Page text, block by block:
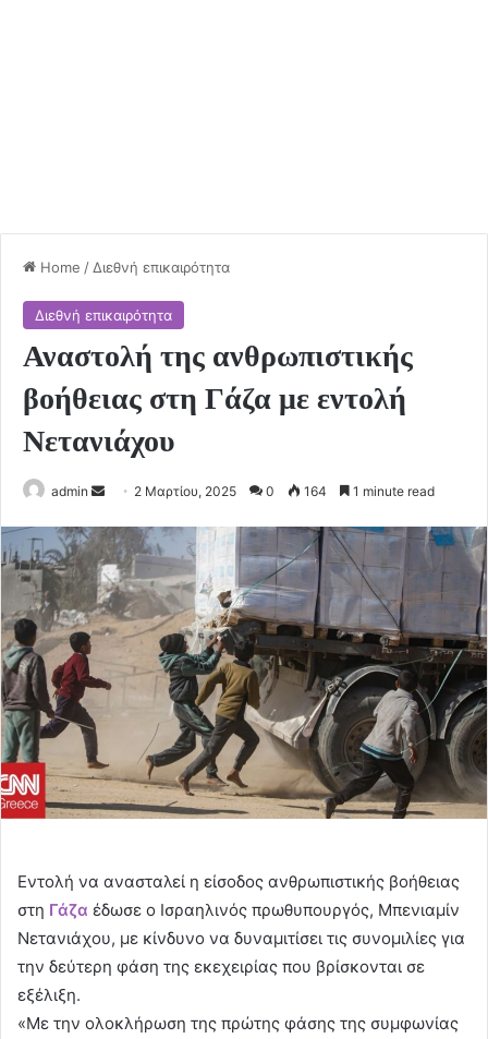
Home / Διεθνή επικαιρότητα
Διεθνή επικαιρότητα
Αναστολή της ανθρωπιστικής
βοήθειας στη Γάζα με εντολή
Νετανιάχου
admin
Send
email
2 Μαρτίου, 2025 0 164 1 minute read
Εντολή να ανασταλεί η είσοδος ανθρωπιστικής βοήθειας
στη Γάζα έδωσε ο Ισραηλινός πρωθυπουργός, Μπενιαμίν
Νετανιάχου, με κίνδυνο να δυναμιτίσει τις συνομιλίες για
την δεύτερη φάση της εκεχειρίας που βρίσκονται σε
εξέλιξη.
«Με την ολοκλήρωση της πρώτης φάσης της συμφωνίας